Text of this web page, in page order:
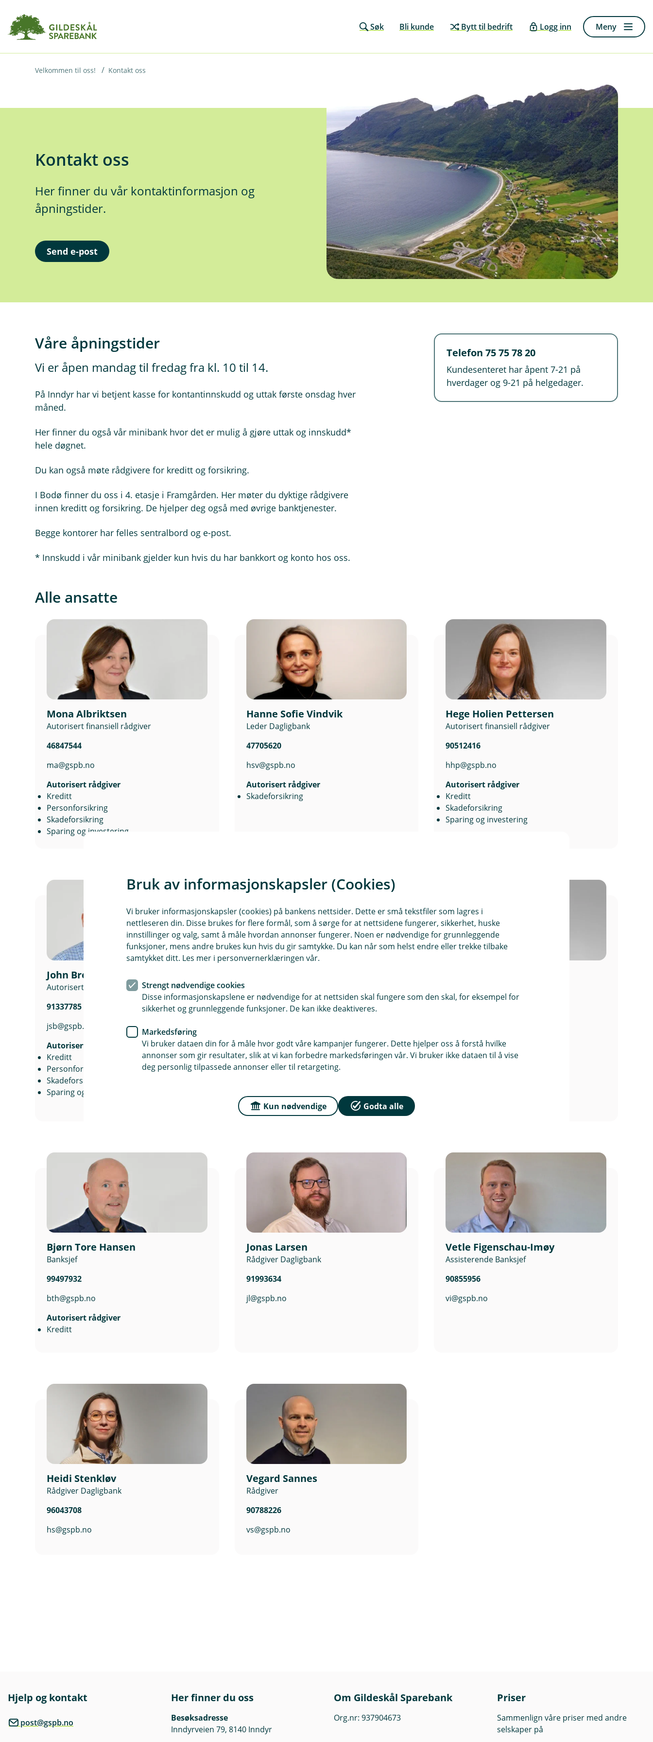
Søk Bli kunde Bytt til bedrift Logg inn Meny
Velkommen til oss! Kontakt oss
Kontakt oss
Her finner du vår kontaktinformasjon og
åpningstider.
Send e-post
Våre åpningstider
Vi er åpen mandag til fredag fra kl. 10 til 14.
På Inndyr har vi betjent kasse for kontantinnskudd og uttak første onsdag hver
måned.
Her finner du også vår minibank hvor det er mulig å gjøre uttak og innskudd*
hele døgnet.
Du kan også møte rådgivere for kreditt og forsikring.
I Bodø finner du oss i 4. etasje i Framgården. Her møter du dyktige rådgivere
innen kreditt og forsikring. De hjelper deg også med øvrige banktjenester.
Begge kontorer har felles sentralbord og e-post.
* Innskudd i vår minibank gjelder kun hvis du har bankkort og konto hos oss.
Telefon 75 75 78 20
Kundesenteret har åpent 7-21 på
hverdager og 9-21 på helgedager.
Alle ansatte
Mona Albriktsen
Autorisert finansiell rådgiver
46847544
ma@gspb.no
Autorisert rådgiver
Kreditt
Personforsikring
Skadeforsikring
Sparing og investering
Hanne Sofie Vindvik
Leder Dagligbank
47705620
hsv@gspb.no
Autorisert rådgiver
Skadeforsikring
Hege Holien Pettersen
Autorisert finansiell rådgiver
90512416
hhp@gspb.no
Autorisert rådgiver
Kreditt
Skadeforsikring
Sparing og investering
John Bredesen
Autorisert finansiell rådgiver
91337785
jsb@gspb.no
Autorisert rådgiver
Kreditt
Personforsikring
Skadeforsikring
Sparing og investering
95083643
Autorisert rådgiver
Kreditt
Bjørn Tore Hansen
Banksjef
99497932
bth@gspb.no
Autorisert rådgiver
Kreditt
Jonas Larsen
Rådgiver Dagligbank
91993634
jl@gspb.no
Vetle Figenschau-Imøy
Assisterende Banksjef
90855956
vi@gspb.no
Heidi Stenkløv
Rådgiver Dagligbank
96043708
hs@gspb.no
Vegard Sannes
Rådgiver
90788226
vs@gspb.no
Hjelp og kontakt
post@gspb.no
Her finner du oss
Besøksadresse
Inndyrveien 79, 8140 Inndyr
Om Gildeskål Sparebank
Org.nr: 937904673
Priser
Sammenlign våre priser med andre
selskaper på
Bruk av informasjonskapsler (Cookies)
Vi bruker informasjonskapsler (cookies) på bankens nettsider. Dette er små tekstfiler som lagres i
nettleseren din. Disse brukes for flere formål, som å sørge for at nettsidene fungerer, sikkerhet, huske
innstillinger og valg, samt å måle hvordan annonser fungerer. Noen er nødvendige for grunnleggende
funksjoner, mens andre brukes kun hvis du gir samtykke. Du kan når som helst endre eller trekke tilbake
samtykket ditt. Les mer i personvernerklæringen vår.
Strengt nødvendige cookies
Disse informasjonskapslene er nødvendige for at nettsiden skal fungere som den skal, for eksempel for
sikkerhet og grunnleggende funksjoner. De kan ikke deaktiveres.
Markedsføring
Vi bruker dataen din for å måle hvor godt våre kampanjer fungerer. Dette hjelper oss å forstå hvilke
annonser som gir resultater, slik at vi kan forbedre markedsføringen vår. Vi bruker ikke dataen til å vise
deg personlig tilpassede annonser eller til retargeting.
Kun nødvendige Godta alle